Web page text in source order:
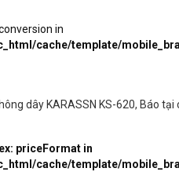
in
cache/template/
dây KARASSN KS-620, Báo
priceFormat in
cache/template/